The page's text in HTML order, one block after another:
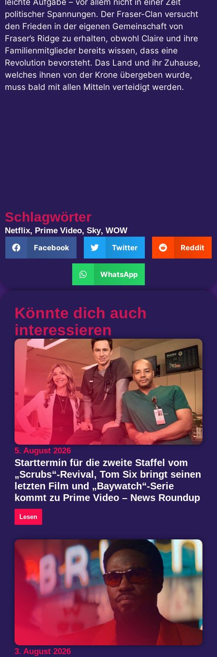
leichte Aufgabe – vor allem nicht in einer Zeit
politischer Spannungen. Der Fraser-Clan versucht
den Frieden in der eigenen Gemeinschaft von
Fraser’s Ridge zu erhalten, obwohl Claire und ihre
Familienmitglieder bereits wissen, dass eine
Revolution bevorsteht. Das Land und ihr Zuhause,
welches ihnen von der Krone übergeben wurde,
muss bald mit allen Mitteln verteidigt werden.
Schlagwörter
Netflix, Prime Video, Sky, WOW
Facebook
Twitter Reddit
WhatsApp
Könnte dich auch
interessieren
5. August 2026
Starttermin für die zweite Staffel vom
„Scrubs“-Revival, Tom Six bringt seinen
letzten Film und „Baywatch“-Serie
kommt zu Prime Video – News Roundup
Lesen
3. August 2026